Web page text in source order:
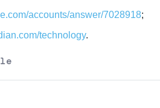
accounts/answer/7028918;
technology.